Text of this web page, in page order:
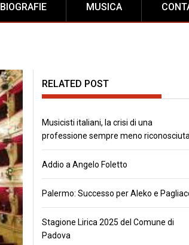
BIOGRAFIE MUSICA
RELATED POST
Musicisti italiani, la crisi di una
professione sempre meno riconosciuta
Addio a Angelo Foletto
Palermo: Successo per Aleko e
Stagione Lirica 2025 del Comune di
Padova